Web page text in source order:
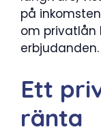
på
om privatlån
erbjudanden.
Ett
ränta